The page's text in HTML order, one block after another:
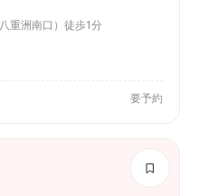
重洲南口）徒歩1分
要予約